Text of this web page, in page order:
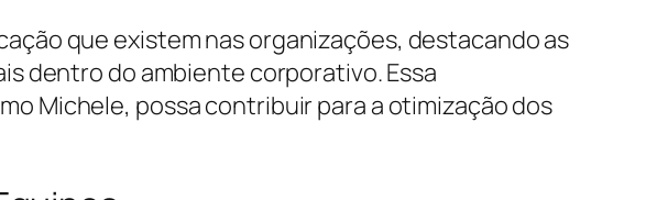
que existem nas organizações, destacando as
dentro do ambiente corporativo. Essa
Michele, possa contribuir para a otimização dos